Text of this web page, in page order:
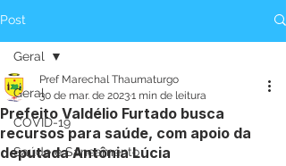
Post
Geral
COVID-19
Saúde e Saneamento
Geral
Prefeito Valdélio Furtado busca
recursos para saúde, com apoio da
deputada Antônia Lúcia
Pref Marechal Thaumaturgo
30 de mar. de 20231 min de leitura